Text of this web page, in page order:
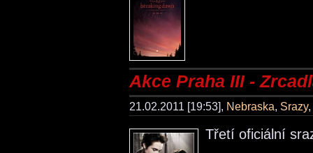
Akce Praha III -
21.02.2011 [19:53], Nebraska, Srazy
Třetí oficiální